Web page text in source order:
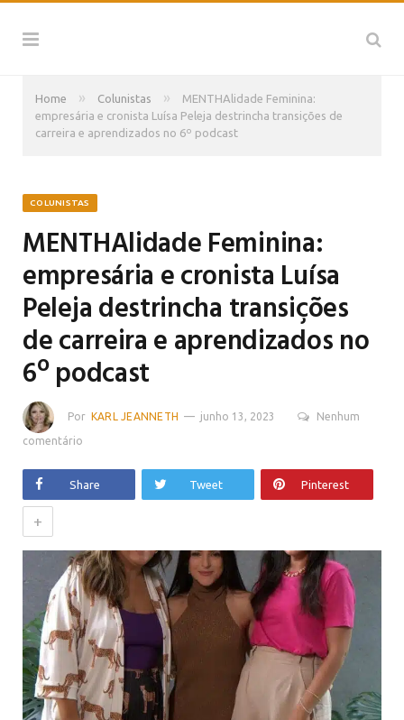
Home » Colunistas »
MENTHAlidade Feminina:
empresária e cronista Luísa Peleja destrincha transições de
carreira e aprendizados no 6º podcast
COLUNISTAS
MENTHAlidade Feminina:
empresária e cronista Luísa
Peleja destrincha transições
de carreira e aprendizados no
6º podcast
Por KARL JEANNETH junho 13, 2023 Nenhum
comentário
Share Tweet Pinterest
+